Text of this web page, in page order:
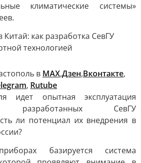
климатические системы»
в MAX,Дзен,Вконтакте,
, Rutube
опытная эксплуатация
разработанных СевГУ
ли потенциал их внедрения в
базируется система